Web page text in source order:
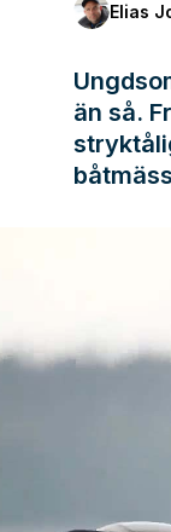
Elias
än så.